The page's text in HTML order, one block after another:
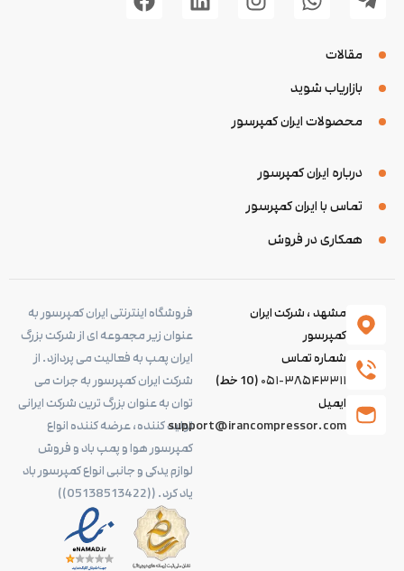
درباره ایران کمپرسور
تماس با ایران کمپرسور
همکاری در فروش
مقالات
بازاریاب شوید
محصولات ایران کمپرسور
فروشگاه اینترنتی ایران کمپرسور به
عنوان زیر مجموعه ای از شرکت بزرگ
ایران پمپ به فعالیت می پردازد. از
شرکت ایران کمپرسور به جرات می
توان به عنوان بزرگ ترین شرکت ایرانی
تولید کننده، عرضه کننده انواع
کمپرسور هوا و پمپ باد و فروش
لوازم یدکی و جانبی انواع کمپرسور باد
یاد کرد. ((05138513422))
مشهد ، شرکت ایران
کمپرسور
شماره تماس
۰۵۱-۳۸۵۴۳۳۱۱ (10 خط)
ایمیل
support@irancompressor.com